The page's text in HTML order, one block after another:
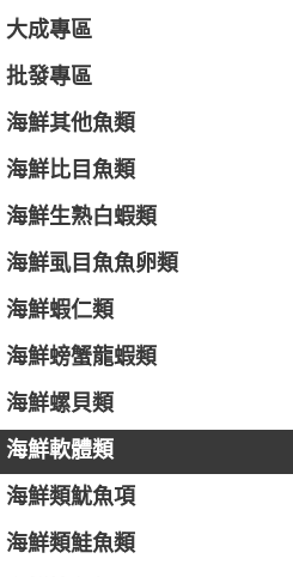
大成專區
批發專區
海鮮其他魚類
海鮮比目魚類
海鮮生熟白蝦類
海鮮虱目魚魚卵類
海鮮蝦仁類
海鮮螃蟹龍蝦類
海鮮螺貝類
海鮮軟體類
海鮮類魷魚項
海鮮類鮭魚類